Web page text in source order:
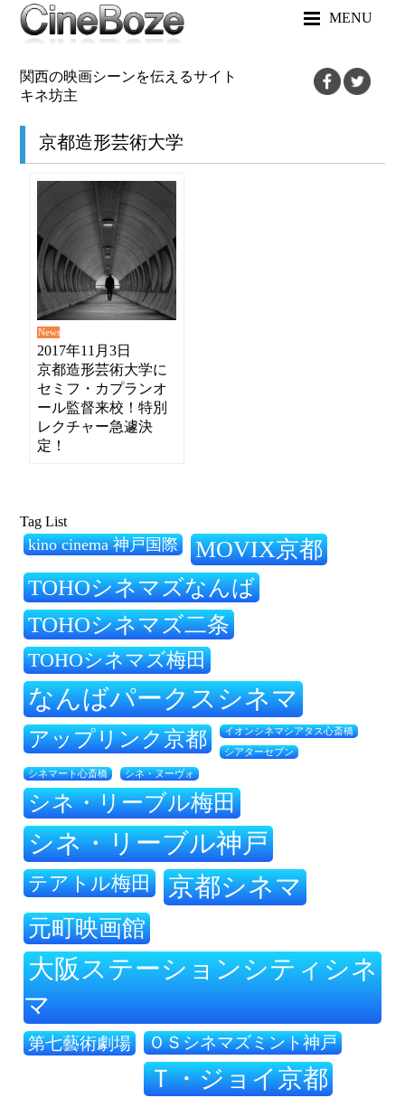
MENU
関西の映画シーンを伝えるサイト
キネ坊主
京都造形芸術大学
News
2017年11月3日
京都造形芸術大学に
セミフ・カプランオ
ール監督来校！特別
レクチャー急遽決
定！
Tag List
kino cinema 神戸国際 MOVIX京都
TOHOシネマズなんば
TOHOシネマズ二条
TOHOシネマズ梅田
なんばパークスシネマ
アップリンク京都 イオンシネマシアタス心斎橋
シアターセブン
シネマート心斎橋 シネ・ヌーヴォ
シネ・リーブル梅田
シネ・リーブル神戸
テアトル梅田 京都シネマ
元町映画館
大阪ステーションシティシネ
マ
第七藝術劇場 ＯＳシネマズミント神戸
Ｔ・ジョイ京都